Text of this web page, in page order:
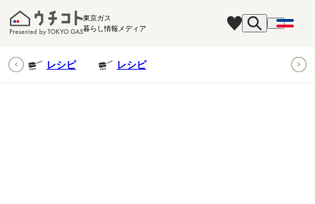
東京ガス
暮らし情報メディア
レシピ レシピ